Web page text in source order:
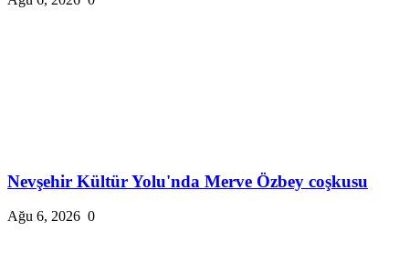
Nevşehir Kültür Yolu'nda Merve Özbey coşkusu
Ağu 6, 2026 0